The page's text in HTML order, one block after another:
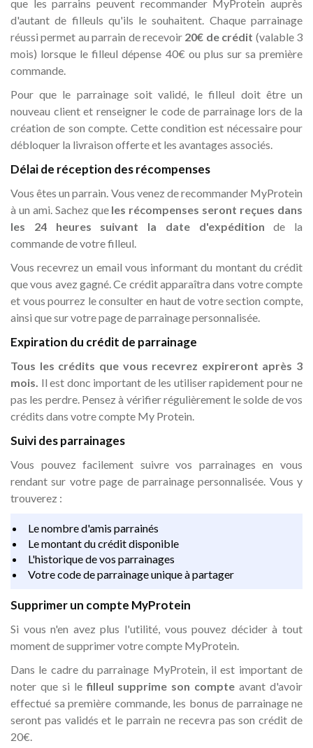
que les parrains peuvent recommander MyProtein auprès
d'autant de filleuls qu'ils le souhaitent. Chaque parrainage
réussi permet au parrain de recevoir 20€ de crédit (valable 3
mois) lorsque le filleul dépense 40€ ou plus sur sa première
commande.
Pour que le parrainage soit validé, le filleul doit être un
nouveau client et renseigner le code de parrainage lors de la
création de son compte. Cette condition est nécessaire pour
débloquer la livraison offerte et les avantages associés.
Délai de réception des récompenses
Vous êtes un parrain. Vous venez de recommander MyProtein
à un ami. Sachez que les récompenses seront reçues dans
les 24 heures suivant la date d'expédition de la
commande de votre filleul.
Vous recevrez un email vous informant du montant du crédit
que vous avez gagné. Ce crédit apparaîtra dans votre compte
et vous pourrez le consulter en haut de votre section compte,
ainsi que sur votre page de parrainage personnalisée.
Expiration du crédit de parrainage
Tous les crédits que vous recevrez expireront après 3
mois. Il est donc important de les utiliser rapidement pour ne
pas les perdre. Pensez à vérifier régulièrement le solde de vos
crédits dans votre compte My Protein.
Suivi des parrainages
Vous pouvez facilement suivre vos parrainages en vous
rendant sur votre page de parrainage personnalisée. Vous y
trouverez :
Le nombre d'amis parrainés
Le montant du crédit disponible
L'historique de vos parrainages
Votre code de parrainage unique à partager
Supprimer un compte MyProtein
Si vous n'en avez plus l'utilité, vous pouvez décider à tout
moment de supprimer votre compte MyProtein.
Dans le cadre du parrainage MyProtein, il est important de
noter que si lefilleul supprime son compte avant d'avoir
effectué sa première commande, les bonus de parrainage ne
seront pas validés et le parrain ne recevra pas son crédit de
20€.